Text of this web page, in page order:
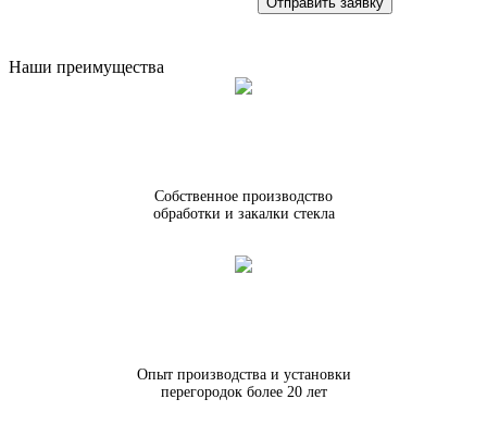
Наши преимущества
Собственное производство
обработки и закалки стекла
Опыт производства и установки
перегородок более 20 лет